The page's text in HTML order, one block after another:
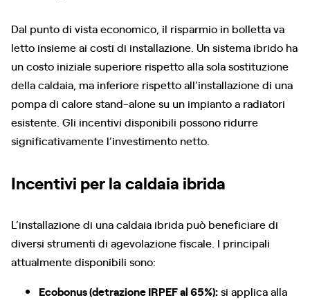
Dal punto di vista economico, il risparmio in bolletta va
letto insieme ai costi di installazione. Un sistema ibrido ha
un costo iniziale superiore rispetto alla sola sostituzione
della caldaia, ma inferiore rispetto all’installazione di una
pompa di calore stand-alone su un impianto a radiatori
esistente. Gli incentivi disponibili possono ridurre
significativamente l’investimento netto.
Incentivi per la caldaia ibrida
L’installazione di una caldaia ibrida può beneficiare di
diversi strumenti di agevolazione fiscale. I principali
attualmente disponibili sono:
Ecobonus (detrazione IRPEF al 65%):si applica alla